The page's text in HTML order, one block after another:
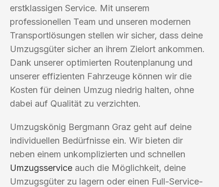
erstklassigen Service. Mit unserem
professionellen Team und unseren modernen
Transportlösungen stellen wir sicher, dass deine
Umzugsgüter sicher an ihrem Zielort ankommen.
Dank unserer optimierten Routenplanung und
unserer effizienten Fahrzeuge können wir die
Kosten für deinen Umzug niedrig halten, ohne
dabei auf Qualität zu verzichten.
Umzugskönig Bergmann Graz geht auf deine
individuellen Bedürfnisse ein. Wir bieten dir
neben einem unkomplizierten und schnellen
Umzugsservice auch die Möglichkeit, deine
Umzugsgüter zu lagern oder einen Full-Service-